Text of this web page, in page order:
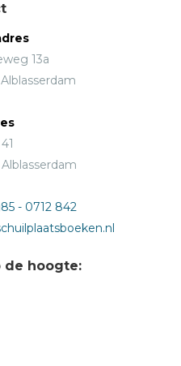
13a
- 0712 842
de hoogte: